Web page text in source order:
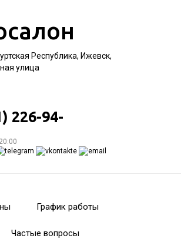
Республика, Ижевск,
улица
226-94-
График работы
Частые вопросы